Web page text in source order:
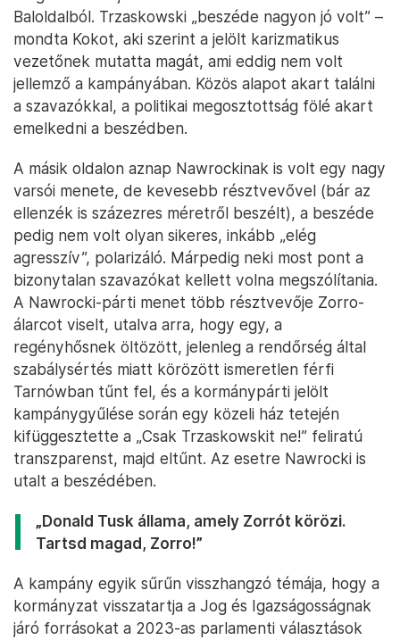
Baloldalból. Trzaskowski „beszéde nagyon jó volt” –
mondta Kokot, aki szerint a jelölt karizmatikus
vezetőnek mutatta magát, ami eddig nem volt
jellemző a kampányában. Közös alapot akart találni
a szavazókkal, a politikai megosztottság fölé akart
emelkedni a beszédben.
A másik oldalon aznap Nawrockinak is volt egy nagy
varsói menete, de kevesebb résztvevővel (bár az
ellenzék is százezres méretről beszélt), a beszéde
pedig nem volt olyan sikeres, inkább „elég
agresszív”, polarizáló. Márpedig neki most pont a
bizonytalan szavazókat kellett volna megszólítania.
A Nawrocki-párti menet több résztvevője Zorro-
álarcot viselt, utalva arra, hogy egy, a
regényhősnek öltözött, jelenleg a rendőrség által
szabálysértés miatt körözött ismeretlen férfi
Tarnówban tűnt fel, és a kormánypárti jelölt
kampánygyűlése során egy közeli ház tetején
kifüggesztette a „Csak Trzaskowskit ne!” feliratú
transzparenst, majd eltűnt. Az esetre Nawrocki is
utalt a beszédében.
„Donald Tusk állama, amely Zorrót körözi.
Tartsd magad, Zorro!”
A kampány egyik sűrűn visszhangzó témája, hogy a
kormányzat visszatartja a Jog és Igazságosságnak
járó forrásokat a 2023-as parlamenti választások